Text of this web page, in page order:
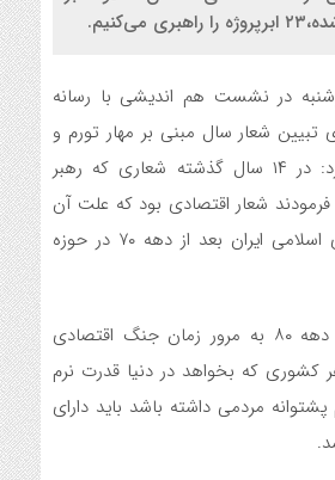
در نشست هم اندیشی با رسانه
تبیین شعار سال مبنی بر مهار تورم و
رشد تولید، اظهار کرد: در ۱۴ سال گذشته شعاری که رهبر
شعار اقتصادی بود که علت آن
هم فشار به جمهوری اسلامی ایران بعد از دهه ۷۰ در حوزه
وی با بیان اینکه از دهه ۸۰ به مرور زمان جنگ اقتصادی
کشوری که بخواهد در دنیا قدرت نرم
مردمی داشته باشد باید دارای